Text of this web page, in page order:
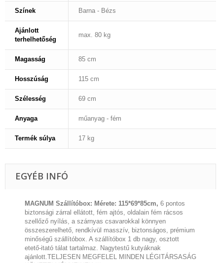
Színek Barna - Bézs
Ajánlott
terhelhetőség
max. 80 kg
Magasság 85 cm
Hosszúság 115 cm
Szélesség 69 cm
Anyaga műanyag - fém
Termék súlya 17 kg
EGYÉB INFÓ
MAGNUM Szállítóbox: Mérete: 115*69*85cm, 6 pontos
biztonsági zárral ellátott, fém ajtós, oldalain fém rácsos
szellőző nyílás, a szárnyas csavarokkal könnyen
összeszerelhető, rendkívül masszív, biztonságos, prémium
minőségű szállítóbox. A szállítóbox 1 db nagy, osztott
etető-itató tálat tartalmaz. Nagytestű kutyáknak
ajánlott.TELJESEN MEGFELEL MINDEN LÉGITÁRSASÁG